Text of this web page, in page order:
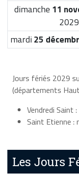
dimanche 11
2029
mardi 25
Jours fériés 2029
(départements
Vendredi Saint
Saint Etienne :
Les Jours